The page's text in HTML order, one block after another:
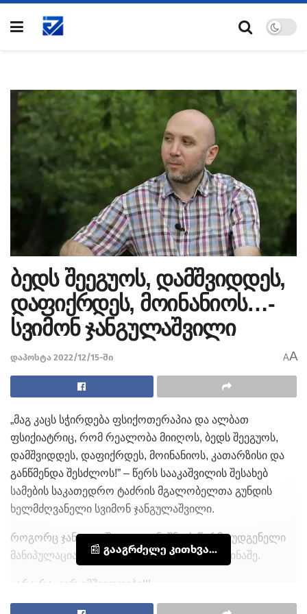
ბედს შეეგუოს, დამშვიდდეს,
დაფიქრდეს, მოინანიოს…-
სვიმონ ჯანგულაშვილი
დაპოსტა 2022/12/15-ში AA
„მაგ კაცს სჭირდება ფსიქოთერაპია და ალბათ
ფსიქიატრიც, რომ რეალობა მიიღოს, ბედს შეეგუოს,
დამშვიდდეს, დაფიქრდეს, მოინანიოს, კათარზისი და
განწმენდა შესძლოს!” – წერს სააკაშვილის შესახებ
სამების საკათედრო ტაძრის მგალობელთა გუნდის
ხელმძღვანელი სვიმონ ჯანგულაშვილი.
როგორც ჯანგულაშვილი აღნიშნავს წარმოუდგენელი
მანიპულაცია და შანტაჟია საქართველოს წინაშე.
,,არა რა, ვერ ვმშვიდდები!!!
📰 გააგრძელე კითხვა...